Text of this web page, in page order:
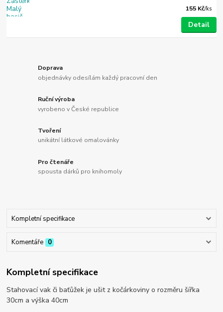
155 Kč/ks
Detail
Doprava
objednávky odesílám každý pracovní den
Ruční výroba
vyrobeno v České republice
Tvoření
unikátní látkové omalovánky
Pro čtenáře
spousta dárků pro knihomoly
Kompletní specifikace
Komentáře 0
Kompletní specifikace
Stahovací vak či baťůžek je ušit z kočárkoviny o rozměru šířka
30cm a výška 40cm